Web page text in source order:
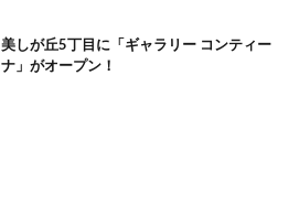
美しが丘5丁目に「ギャラリー コンティー
ナ」がオープン！